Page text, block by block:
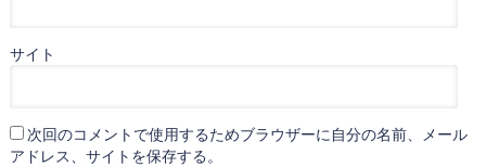
サイト
次回のコメントで使用するためブラウザーに自分の名前、メール
アドレス、サイトを保存する。